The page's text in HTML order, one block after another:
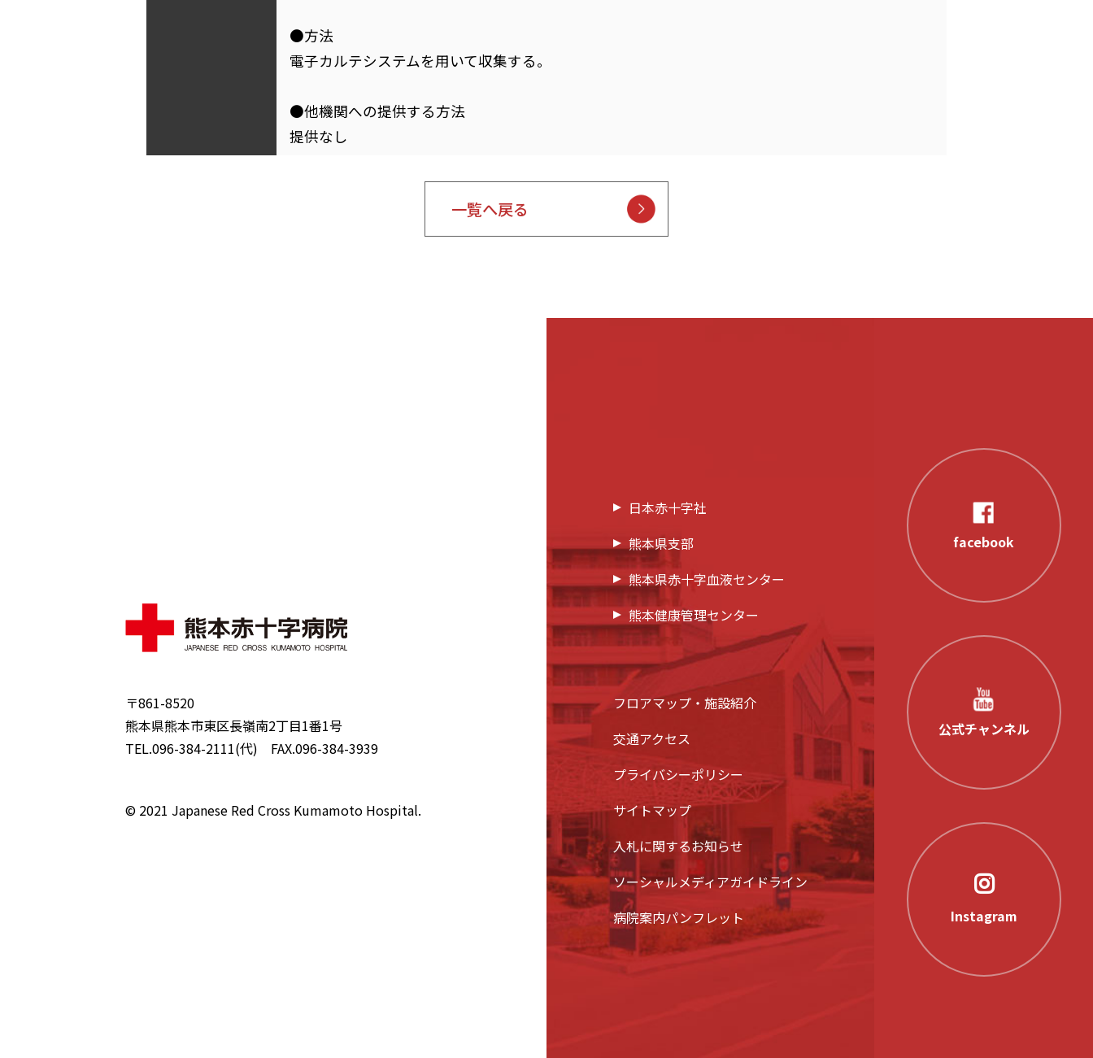
●方法
電子カルテシステムを用いて収集する。
●他機関への提供する方法
提供なし
一覧へ戻る
〒861-8520
熊本県熊本市東区長嶺南2丁目1番1号
TEL.096-384-2111(代) FAX.096-384-3939
© 2021 Japanese Red Cross Kumamoto Hospital.
日本赤十字社
熊本県支部
熊本県赤十字血液センター
熊本健康管理センター
フロアマップ・施設紹介
交通アクセス
プライバシーポリシー
サイトマップ
入札に関するお知らせ
ソーシャルメディアガイドライン
病院案内パンフレット
facebook
公式チャンネル
Instagram